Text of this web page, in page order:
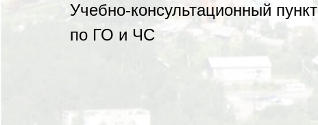
Учебно-консультационный пункт
по ГО и ЧС